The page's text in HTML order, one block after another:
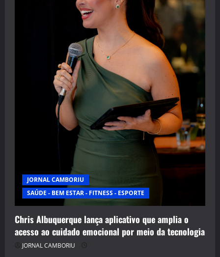
JORNAL CAMBORIU
SAÚDE - BEM ESTAR - FITNESS - ESPORTE
Chris Albuquerque lança aplicativo que amplia o
acesso ao cuidado emocional por meio da tecnologia
JORNAL CAMBORIU